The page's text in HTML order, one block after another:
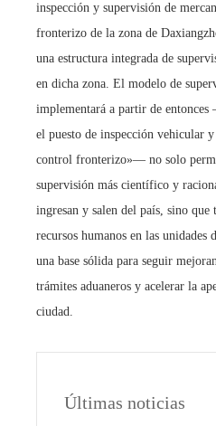
inspección y supervisión de
fronterizo de la zona de
una estructura integrada de
en dicha zona. El modelo de
implementará a partir de
el puesto de inspección vehicular
control fronterizo»— no solo
supervisión más científico y
ingresan y salen del país, sino que
recursos humanos en las unidades
una base sólida para seguir
trámites aduaneros y acelerar la
ciudad.
Últimas noticias